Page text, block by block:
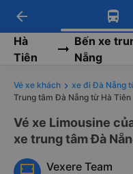
Tải app
Nhận ưu
quyền
Tải app
-30k/ghế
app
arrow_back
Hà
Tiên
Bến xe
Nẵng
Vé xe khách xe đi Đà Nẵng
Trung tâm Đà Nẵng từ Hà Tiên
Vé xe Limousine
xe trung tâm Đà
Vexere Team